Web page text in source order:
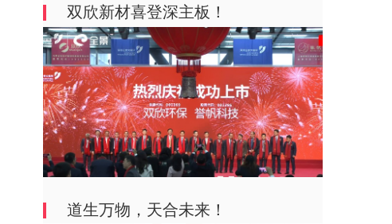
双欣新材喜登深主板！
道生万物，天合未来！